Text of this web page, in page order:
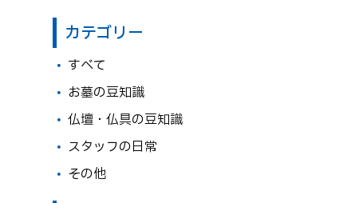
カテゴリー
すべて
お墓の豆知識
仏壇・仏具の豆知識
スタッフの日常
その他